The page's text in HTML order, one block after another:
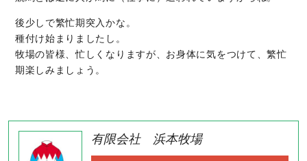
後少しで繁忙期突入かな。
種付け始まりましたし。
牧場の皆様、忙しくなりますが、お身体に気をつけて、繁忙
期楽しみましょう。
有限会社 浜本牧場